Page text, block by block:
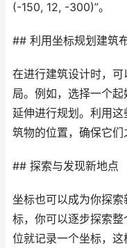
(-150, 12, -300)”。
## 利用坐标规划建筑
在进行建筑设计时，
局。例如，选择一个
延伸进行规划。利用
筑物的位置，确保它们
## 探索与发现新地点
坐标也可以成为你探
标，你可以逐步探索
位就记录一个坐标，